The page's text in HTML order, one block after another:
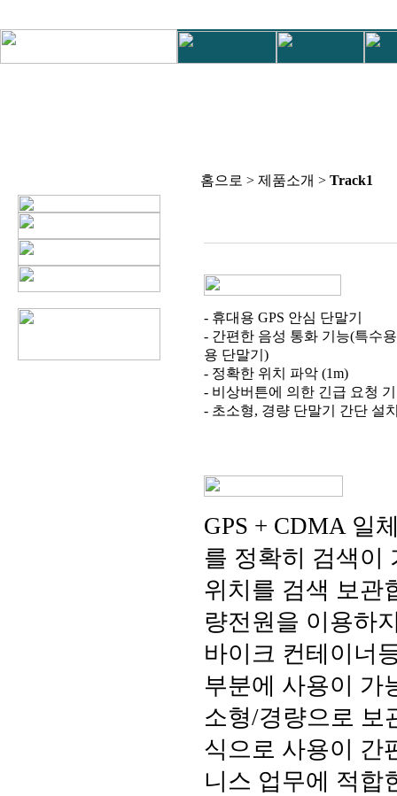
홈으로 > 제품소개 > Track1
- 휴대용 GPS 안심 단말기
- 간편한 음성 통화 기능(특수
용 단말기)
- 정확한 위치 파악 (1m)
- 비상버튼에 의한 긴급 요청
- 초소형, 경량 단말기 간단 설
GPS + CDMA 일
를 정확히 검색이
위치를 검색 보관
량전원을 이용하
바이크 컨테이너
부분에 사용이 가
소형/경량으로 보
식으로 사용이 간
니스 업무에 적합